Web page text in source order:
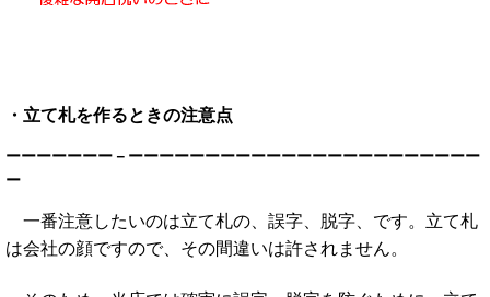
・立て札を作るときの注意点
ーーーーーーー－ーーーーーーーーーーーーーーーーーーーーーーー
ー
一番注意したいのは立て札の、誤字、脱字、です。立て札
は会社の顔ですので、その間違いは許されません。